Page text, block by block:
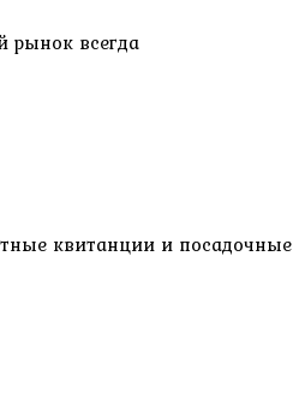
рынок всегда
квитанции и посадочные